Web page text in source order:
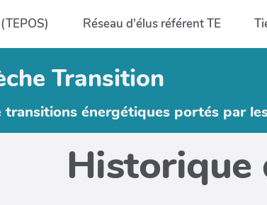
Réseau d'élus référent TE
Transition
énergétiques portés par
Historique